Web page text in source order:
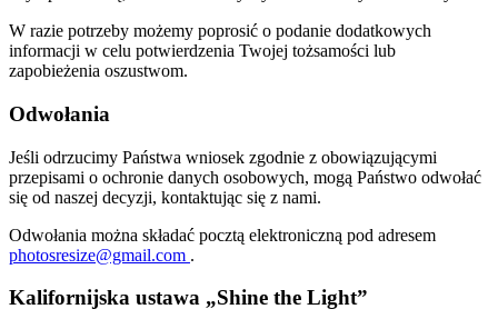
W razie potrzeby możemy poprosić o podanie dodatkowych
informacji w celu potwierdzenia Twojej tożsamości lub
zapobieżenia oszustwom.
Odwołania
Jeśli odrzucimy Państwa wniosek zgodnie z obowiązującymi
przepisami o ochronie danych osobowych, mogą Państwo odwołać
się od naszej decyzji, kontaktując się z nami.
Odwołania można składać pocztą elektroniczną pod adresem
photosresize@gmail.com .
Kalifornijska ustawa „Shine the Light”